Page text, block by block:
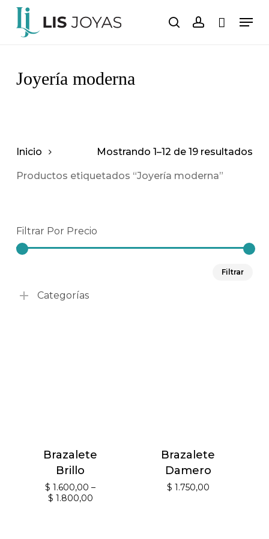
Saltar
contenido
buscarcuenta
Carro Cerrar
Joyería moderna
Mostrando 1–12 de 19 resultados
Inicio
Productos etiquetados “Joyería moderna”
Filtrar Por Precio
Filtrar
Categorías
Brazalete
Brillo
$ 1.600,00 –
$ 1.800,00
Brazalete
Damero
$ 1.750,00